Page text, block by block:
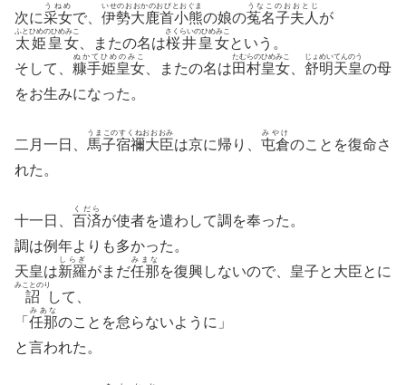
次に采女
うねめ
で、 伊勢大鹿首小熊
いせのおおかのおびとおぐま
の娘の菟名子夫人
うなこのおおとじ
が
太姫皇女
ふとひめのひめみこ
、またの名は桜井皇女
さくらいのひめみこ
という。
そして、 糠手姫皇女
ぬかてひめのみこ
、またの名は田村皇女
たむらのひめみこ
舒明天皇
じょめいてんのう
の母
をお生みになった。
二月一日、 馬子宿禰大臣
うまこのすくねおおおみ
は京に帰り、 屯倉
みやけ
のことを復命さ
れた。
十一日、 百済
くだら
が使者を遣わして調を奉った。
調は例年よりも多かった。
天皇は新羅
しらぎ
がまだ任那
みまな
を復興しないので、皇子と大臣とに
詔
みことのり
して、
「 任那
みあな
のことを怠らないように」
と言われた。